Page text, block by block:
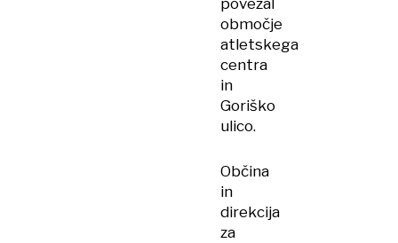
povezal
območje
atletskega
centra
in
Goriško
ulico.
Občina
in
direkcija
za